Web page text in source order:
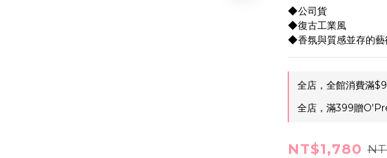
◆公司貨
◆復古工業風
◆香氛與質感並存的藝
全店，全館消費滿
全店，滿399贈
NT$1,780